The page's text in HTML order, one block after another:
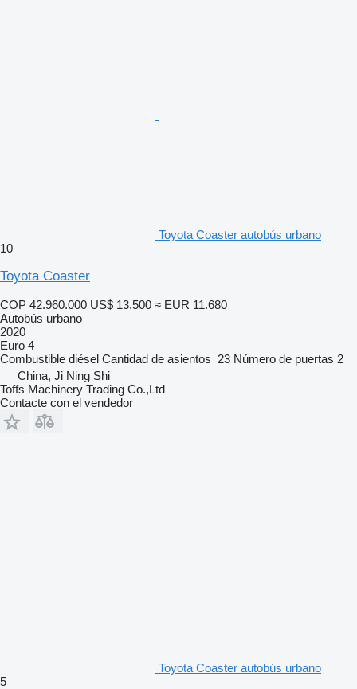
Toyota Coaster autobús urbano
10
Toyota Coaster
COP 42.960.000 US$ 13.500 ≈ EUR 11.680
Autobús urbano
2020
Euro 4
Combustible diésel Cantidad de asientos 23 Número de puertas 2
China, Ji Ning Shi
Toffs Machinery Trading Co.,Ltd
Contacte con el vendedor
Toyota Coaster autobús urbano
5